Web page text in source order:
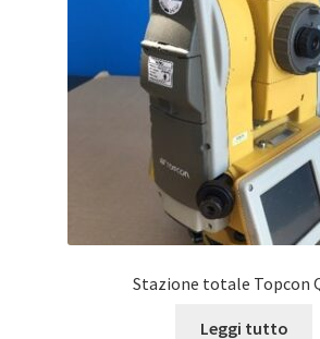
Stazione totale Topcon
Leggi tutto